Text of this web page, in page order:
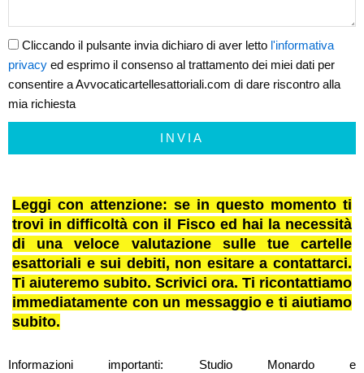
Cliccando il pulsante invia dichiaro di aver letto l'informativa
privacy ed esprimo il consenso al trattamento dei miei dati per
consentire a Avvocaticartellesattoriali.com di dare riscontro alla
mia richiesta
INVIA
Leggi con attenzione: se in questo momento ti
trovi in difficoltà con il Fisco ed hai la necessità
di una veloce valutazione sulle tue cartelle
esattoriali e sui debiti, non esitare a contattarci.
Ti aiuteremo subito. Scrivici ora. Ti ricontattiamo
immediatamente con un messaggio e ti aiutiamo
subito.
Informazioni importanti: Studio Monardo e